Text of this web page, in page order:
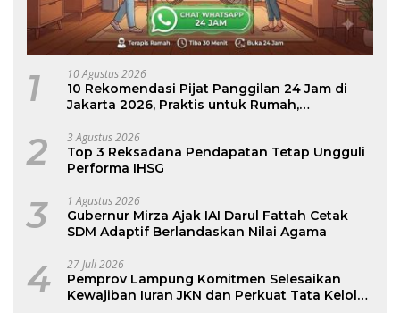
1 10 Agustus 2026
10 Rekomendasi Pijat Panggilan 24 Jam di
Jakarta 2026, Praktis untuk Rumah,
2 3 Agustus 2026
Top 3 Reksadana Pendapatan Tetap Ungguli
Performa IHSG
3 1 Agustus 2026
Gubernur Mirza Ajak IAI Darul Fattah Cetak
SDM Adaptif Berlandaskan Nilai Agama
4 27 Juli 2026
Pemprov Lampung Komitmen Selesaikan
Kewajiban Iuran JKN dan Perkuat Tata Kelola